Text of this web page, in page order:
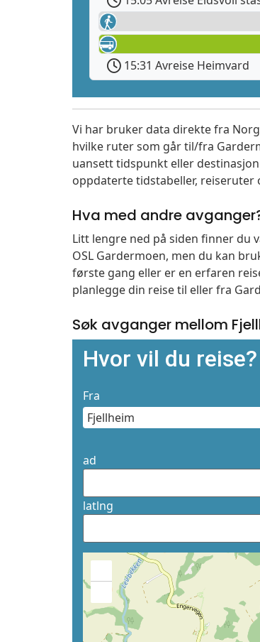
15:31 Avreise Heimvard
Vi har bruker data direkte fra
hvilke ruter som går til/fra
uansett tidspunkt eller
oppdaterte tidstabeller,
Hva med andre
Litt lengre ned på siden finner du
OSL Gardermoen, men du kan
første gang eller er en erfaren
planlegge din reise til eller fra
Søk avganger mellom
Hvor vil du reise?
Fra
ad
latlng